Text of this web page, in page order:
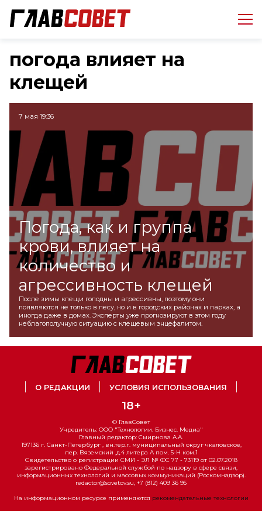
погода влияет на
клещей
7 мая 19:36
Погода, как и группа
крови, влияет на
количество и
агрессивность клещей
После зимы клещи голодны и агрессивны, поэтому они
появляются не только в лесу, но и в городских районах и парках, а
иногда даже в домах. Эксперты уже прогнозируют в этом году
неблагополучную ситуацию с клещевым энцефалитом.
О РЕДАКЦИИ УСЛОВИЯ ИСПОЛЬЗОВАНИЯ
18+
© ГлавСовет
Учредитель: ООО "Технологии. Бизнес. Медиа"
Главный редактор: Смирнова А.А.
197136 г. Санкт-Петербург , вн.тер.г. муниципальный округ чкаловское,
пер. Вяземский ,д.4 литера А пом. 5-Н ком.1
Свидетельство о регистрации СМИ - ЭЛ № ФС 77 - 73119 от 02.07.2018
зарегистрировано Федеральной службой по надзору в сфере связи,
информационных технологий и массовых коммуникаций (Роскомнадзор).
redactor@sovetov.su, +7 (812) 409 36 95
На информационном ресурсе применяются рекомендательные технологии